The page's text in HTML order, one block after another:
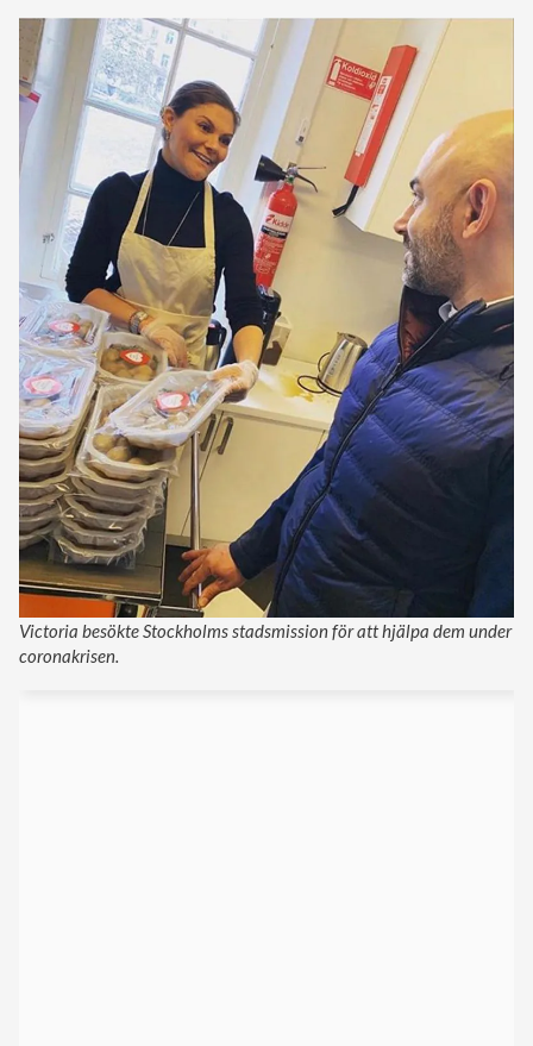
Victoria besökte Stockholms stadsmission för att hjälpa dem under
coronakrisen.